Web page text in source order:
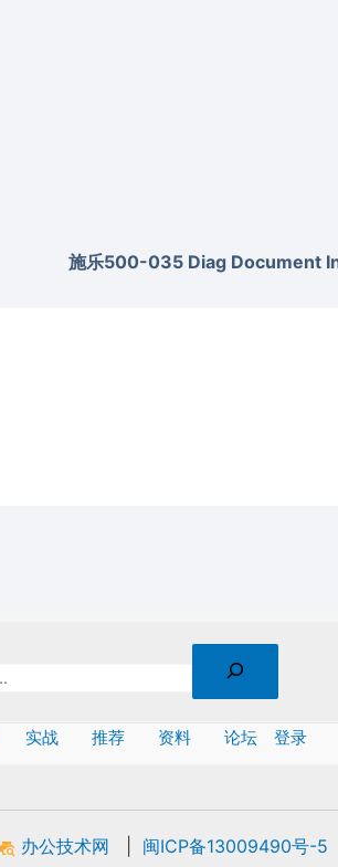
施乐500-035 Diag Document
实战 推荐 资料 论坛 登录
办公技术网 闽ICP备13009490号-5